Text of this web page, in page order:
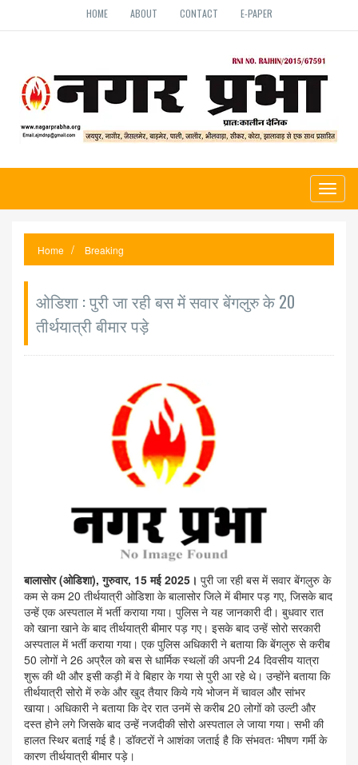
HOME ABOUT CONTACT E-PAPER
Home Breaking
ओडिशा : पुरी जा रही बस में सवार बेंगलुरु के 20
तीर्थयात्री बीमार पड़े
बालासोर (ओडिशा), गुरुवार, 15 मई 2025। पुरी जा रही बस में सवार बेंगलुरु के
कम से कम 20 तीर्थयात्री ओडिशा के बालासोर जिले में बीमार पड़ गए, जिसके बाद
उन्हें एक अस्पताल में भर्ती कराया गया। पुलिस ने यह जानकारी दी। बुधवार रात
को खाना खाने के बाद तीर्थयात्री बीमार पड़ गए। इसके बाद उन्हें सोरो सरकारी
अस्पताल में भर्ती कराया गया। एक पुलिस अधिकारी ने बताया कि बेंगलुरु से करीब
50 लोगों ने 26 अप्रैल को बस से धार्मिक स्थलों की अपनी 24 दिवसीय यात्रा
शुरू की थी और इसी कड़ी में वे बिहार के गया से पुरी आ रहे थे। उन्होंने बताया कि
तीर्थयात्री सोरो में रुके और खुद तैयार किये गये भोजन में चावल और सांभर
खाया। अधिकारी ने बताया कि देर रात उनमें से करीब 20 लोगों को उल्टी और
दस्त होने लगे जिसके बाद उन्हें नजदीकी सोरो अस्पताल ले जाया गया। सभी की
हालत स्थिर बताई गई है। डॉक्टरों ने आशंका जताई है कि संभवतः भीषण गर्मी के
कारण तीर्थयात्री बीमार पड़े।